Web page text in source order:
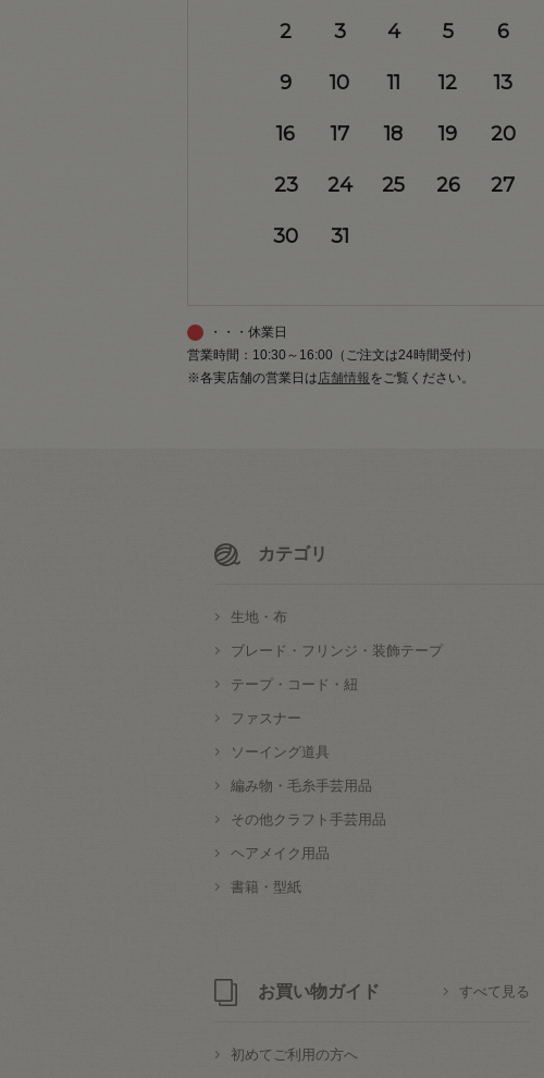
2 3 4 5 6
9 10 11 12 13
16 17 18 19 20
23 24 25 26 27
30 31
・・・休業日
営業時間：10:30～16:00（ご注文は24時間受付）
※各実店舗の営業日は店舗情報をご覧ください。
カテゴリ
生地・布
ブレード・フリンジ・装飾テープ
テープ・コード・紐
ファスナー
ソーイング道具
編み物・毛糸手芸用品
その他クラフト手芸用品
ヘアメイク用品
書籍・型紙
お買い物ガイド すべて見る
初めてご利用の方へ